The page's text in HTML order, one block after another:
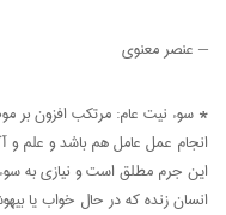
– عنصر معنوی
* سوء نیت عام: مرتکب افزون بر
انجام عمل عامل هم باشد و علم
این جرم مطلق است و نیازی به
انسان زنده که در حال خواب یا